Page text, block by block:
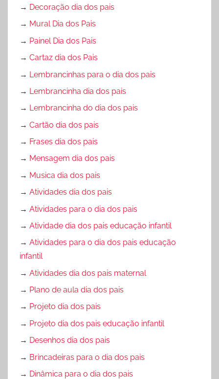
→ Decoração dia dos pais
→ Mural Dia dos Pais
→ Painel Dia dos Pais
→ Cartaz dia dos Pais
→ Lembrancinhas para o dia dos pais
→ Lembrancinha dia dos pais
→ Lembrancinha do dia dos pais
→ Cartão dia dos pais
→ Frases dia dos pais
→ Mensagem dia dos pais
→ Musica dia dos pais
→ Atividades dia dos pais
→ Atividades para o dia dos pais
→ Atividade dia dos pais educação infantil
→ Atividades para o dia dos pais educação
infantil
→ Atividades dia dos pais maternal
→ Plano de aula dia dos pais
→ Projeto dia dos pais
→ Projeto dia dos pais educação infantil
→ Desenhos dia dos pais
→ Brincadeiras para o dia dos pais
→ Dinâmica para o dia dos pais